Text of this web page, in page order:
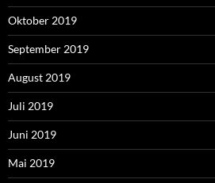
Oktober 2019
September 2019
August 2019
Juli 2019
Juni 2019
Mai 2019